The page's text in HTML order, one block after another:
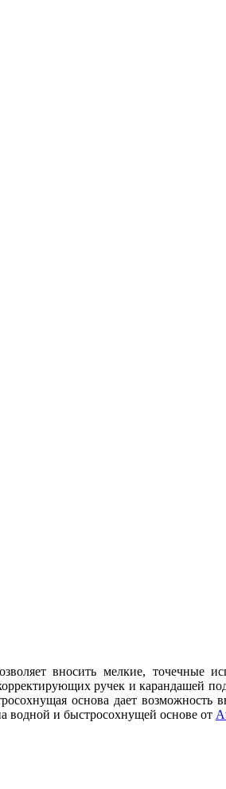
вносить мелкие, точечные
ручек и карандашей
основа дает
водной и быстросохнущей основе от